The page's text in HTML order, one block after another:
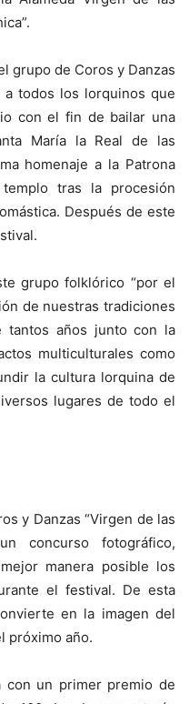
grupo de Coros y Danzas
todos los lorquinos que
con el fin de bailar una
María la Real de las
homenaje a la Patrona
tras la procesión
Después de este
grupo folklórico “por el
de nuestras tradiciones
tantos años junto con la
multiculturales como
la cultura lorquina de
lugares de todo el
y Danzas “Virgen de las
concurso fotográfico,
manera posible los
el festival. De esta
en la imagen del
próximo año.
con un primer premio de